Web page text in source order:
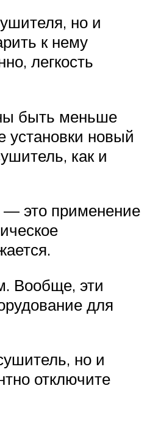
но и
к нему
легкость
быть меньше
установки новый
как и
— это применение
Вообще, эти
для
но и
отключите